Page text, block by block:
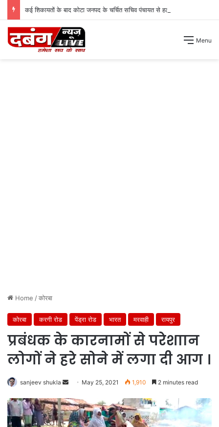
कई शिकायतों के बाद कोटा जनपद के चर्चित सचिव पंचायत से हटाए गए ।
Menu
Home /कोरबा
कोरबा करगी रोड पेंड्रा रोड भारत मरवाही रायपुर
प्रबंधक के कारनामों से परेशाान
लोगों ने हरे सोने में लगा दी आग ।
sanjeev shukla
Send
email
May 25, 2021 1,910 2 minutes read